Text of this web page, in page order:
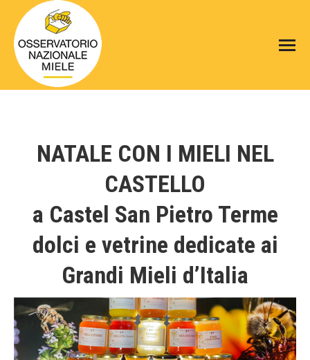
NATALE CON I MIELI NEL
CASTELLO
a Castel San Pietro Terme
dolci e vetrine dedicate ai
Grandi Mieli d’Italia